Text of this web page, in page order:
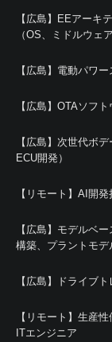
【広島】EEアー
（OS、ミドルウェア
【広島】電動パワ
【広島】OTAソフ
【広島】次世代ボ
ECU開発）
【リモート】AI開発
【広島】モデルベ
構築、プラントモデ
【広島】ドライブ
【リモート】生産
ITエンジニア